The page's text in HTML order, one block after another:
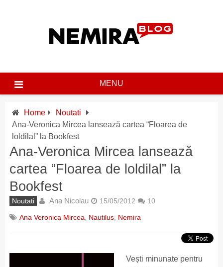
MENU
Home
Noutati
Ana-Veronica Mircea lansează cartea “Floarea de
loldilal” la Bookfest
Ana-Veronica Mircea lansează
cartea “Floarea de loldilal” la
Bookfest
Noutati Ana Nicolau 15/05/2012 10
Ana Veronica Mircea Nautilus, Nemira
Vești minunate pentru